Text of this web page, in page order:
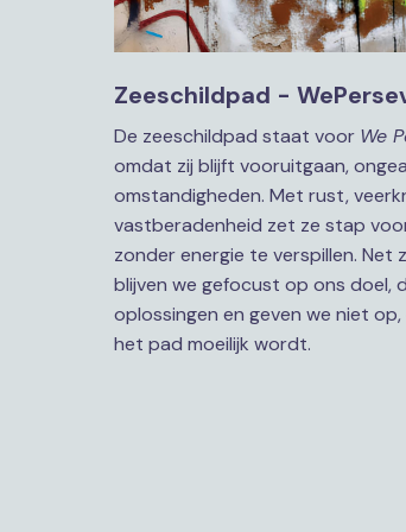
Zeeschildpad -
De zeeschildpad staat voor We
omdat zij blijft vooruitgaan,
omstandigheden. Met rust,
vastberadenheid zet ze stap
zonder energie te verspillen. Net
blijven we gefocust op ons doel,
oplossingen en geven we niet
het pad moeilijk wordt.